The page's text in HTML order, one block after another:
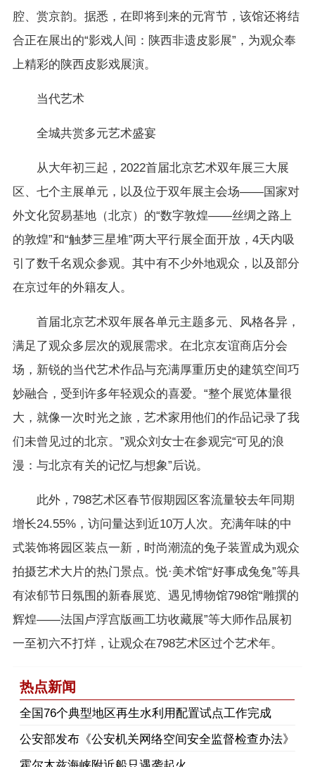
腔、赏京韵。据悉，在即将到来的元宵节，该馆还将结
合正在展出的“影戏人间：陕西非遗皮影展”，为观众奉
上精彩的陕西皮影戏展演。
当代艺术
全城共赏多元艺术盛宴
从大年初三起，2022首届北京艺术双年展三大展
区、七个主展单元，以及位于双年展主会场——国家对
外文化贸易基地（北京）的“数字敦煌——丝绸之路上
的敦煌”和“触梦三星堆”两大平行展全面开放，4天内吸
引了数千名观众参观。其中有不少外地观众，以及部分
在京过年的外籍友人。
首届北京艺术双年展各单元主题多元、风格各异，
满足了观众多层次的观展需求。在北京友谊商店分会
场，新锐的当代艺术作品与充满厚重历史的建筑空间巧
妙融合，受到许多年轻观众的喜爱。“整个展览体量很
大，就像一次时光之旅，艺术家用他们的作品记录了我
们未曾见过的北京。”观众刘女士在参观完“可见的浪
漫：与北京有关的记忆与想象”后说。
此外，798艺术区春节假期园区客流量较去年同期
增长24.55%，访问量达到近10万人次。充满年味的中
式装饰将园区装点一新，时尚潮流的兔子装置成为观众
拍摄艺术大片的热门景点。悦·美术馆“好事成兔兔”等具
有浓郁节日氛围的新春展览、遇见博物馆798馆“雕撰的
辉煌——法国卢浮宫版画工坊收藏展”等大师作品展初
一至初六不打烊，让观众在798艺术区过个艺术年。
热点新闻
​全国76个典型地区再生水利用配置试点工作完成
公安部发布《公安机关网络空间安全监督检查办法》